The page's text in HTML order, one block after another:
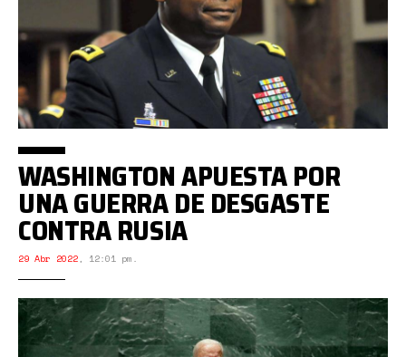
WASHINGTON APUESTA POR
UNA GUERRA DE DESGASTE
CONTRA RUSIA
29 Abr 2022, 12:01 pm.